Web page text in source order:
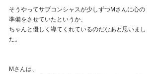
そうやってサブコンシャスが少しずつMさんに心の
準備をさせていたというか、
ちゃんと優しく導てくれているのだなあと思いまし
た。
Mさんは、